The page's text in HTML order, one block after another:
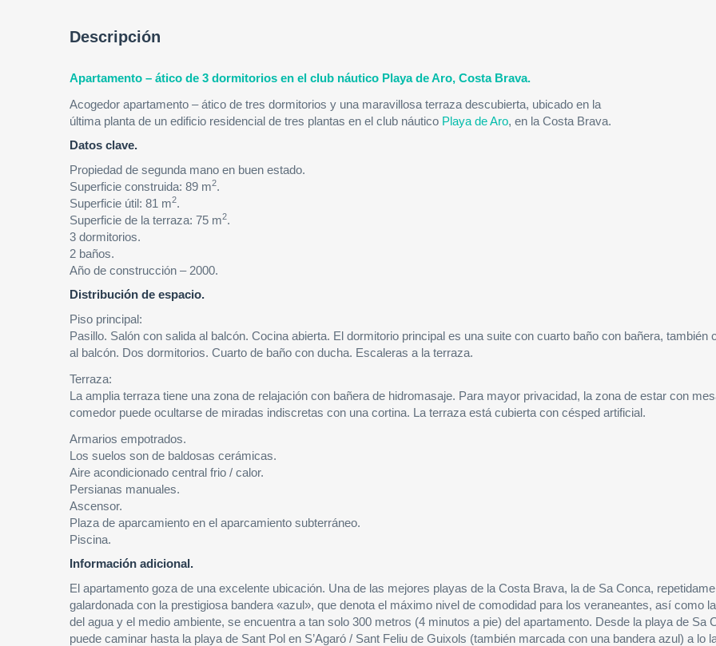
Descripción
Apartamento – ático de 3 dormitorios en el club náutico Playa de Aro, Costa Brava.
Acogedor apartamento – ático de tres dormitorios y una maravillosa terraza descubierta, ubicado en la
última planta de un edificio residencial de tres plantas en el club náutico Playa de Aro, en la Costa Brava.
Datos clave.
Propiedad de segunda mano en buen estado.
Superficie construida: 89 m2.
Superficie útil: 81 m2.
Superficie de la terraza: 75 m2.
3 dormitorios.
2 baños.
Año de construcción – 2000.
Distribución de espacio.
Piso principal:
Pasillo. Salón con salida al balcón. Cocina abierta. El dormitorio principal es una suite con cuarto baño con bañera, también
al balcón. Dos dormitorios. Cuarto de baño con ducha. Escaleras a la terraza.
Terraza:
La amplia terraza tiene una zona de relajación con bañera de hidromasaje. Para mayor privacidad, la zona de estar con
comedor puede ocultarse de miradas indiscretas con una cortina. La terraza está cubierta con césped artificial.
Armarios empotrados.
Los suelos son de baldosas cerámicas.
Aire acondicionado central frio / calor.
Persianas manuales.
Ascensor.
Plaza de aparcamiento en el aparcamiento subterráneo.
Piscina.
Información adicional.
El apartamento goza de una excelente ubicación. Una de las mejores playas de la Costa Brava, la de Sa Conca,
galardonada con la prestigiosa bandera «azul», que denota el máximo nivel de comodidad para los veraneantes, así como
del agua y el medio ambiente, se encuentra a tan solo 300 metros (4 minutos a pie) del apartamento. Desde la playa de Sa
puede caminar hasta la playa de Sant Pol en S’Agaró / Sant Feliu de Guixols (también marcada con una bandera azul) a lo